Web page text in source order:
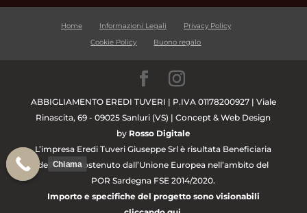
Home Informazioni Legali
Privacy Policy
Cookie Policy
Buono regalo
ABBIGLIAMENTO EREDI TUVERI | P.IVA 01178200927 | Viale
Rinascita, 69 - 09025 Sanluri (VS) | Concept & Web Design
by Rosso Digitale
L’impresa Eredi Tuveri Giuseppe Srl è risultata Beneficiaria
dell’Aiuto sostenuto dall’Unione Europea nell’ambito del
POR Sardegna FSE 2014/2020.
Importo e specifiche del progetto sono visionabili
Chiama